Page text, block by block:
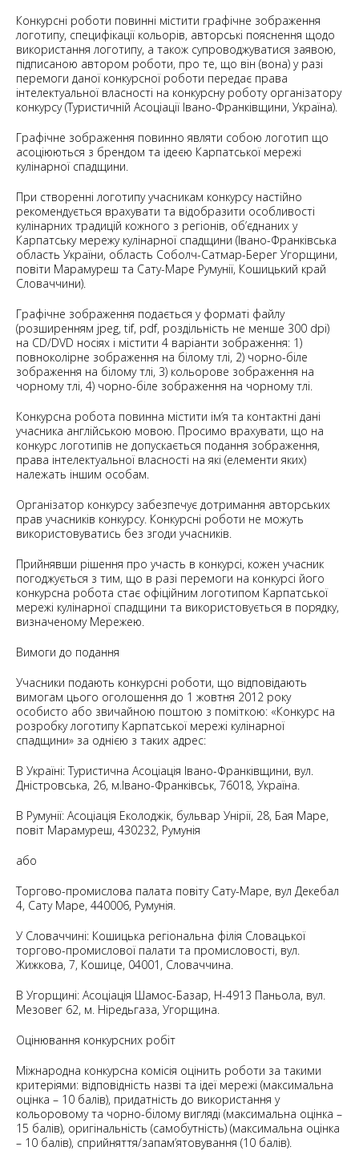
Конкурсні роботи повинні містити графічне зображення
логотипу, специфікації кольорів, авторські пояснення щодо
використання логотипу, а також супроводжуватися заявою,
підписаною автором роботи, про те, що він (вона) у разі
перемоги даної конкурсної роботи передає права
інтелектуальної власності на конкурсну роботу організатору
конкурсу (Туристичній Асоціації Івано-Франківщини, Україна).
Графічне зображення повинно являти собою логотип що
асоціюються з брендом та ідеєю Карпатської мережі
кулінарної спадщини.
При створенні логотипу учасникам конкурсу настійно
рекомендується врахувати та відобразити особливості
кулінарних традицій кожного з регіонів, об’єднаних у
Карпатську мережу кулінарної спадщини (Івано-Франківська
область України, область Соболч-Сатмар-Берег Угорщини,
повіти Марамуреш та Сату-Маре Румунії, Кошицький край
Словаччини).
Графічне зображення подається у форматі файлу
(розширенням jpeg, tif, pdf, роздільність не менше 300 dpi)
на CD/DVD носіях і містити 4 варіанти зображення: 1)
повноколірне зображення на білому тлі, 2) чорно-біле
зображення на білому тлі, 3) кольорове зображення на
чорному тлі, 4) чорно-біле зображення на чорному тлі.
Конкурсна робота повинна містити ім’я та контактні дані
учасника англійською мовою. Просимо врахувати, що на
конкурс логотипів не допускається подання зображення,
права інтелектуальної власності на які (елементи яких)
належать іншим особам.
Організатор конкурсу забезпечує дотримання авторських
прав учасників конкурсу. Конкурсні роботи не можуть
використовуватись без згоди учасників.
Прийнявши рішення про участь в конкурсі, кожен учасник
погоджується з тим, що в разі перемоги на конкурсі його
конкурсна робота стає офіційним логотипом Карпатської
мережі кулінарної спадщини та використовується в порядку,
визначеному Мережею.
Вимоги до подання
Учасники подають конкурсні роботи, що відповідають
вимогам цього оголошення до 1 жовтня 2012 року
особисто або звичайною поштою з поміткою: «Конкурс на
розробку логотипу Карпатської мережі кулінарної
спадщини» за однією з таких адрес:
В Україні: Туристична Асоціація Івано-Франківщини, вул.
Дністровська, 26, м.Івано-Франківськ, 76018, Україна.
В Румунії: Асоціація Еколоджік, бульвар Унірії, 28, Бая Маре,
повіт Марамуреш, 430232, Румунія
або
Торгово-промислова палата повіту Сату-Маре, вул Декебал
4, Сату Маре, 440006, Румунія.
У Словаччині: Кошицька регіональна філія Словацької
торгово-промислової палати та промисловості, вул.
Жижкова, 7, Кошице, 04001, Словаччина.
В Угорщині: Асоціація Шамос-Базар, H-4913 Паньола, вул.
Мезовег 62, м. Ніредьгаза, Угорщина.
Оцінювання конкурсних робіт
Міжнародна конкурсна комісія оцінить роботи за такими
критеріями: відповідність назві та ідеї мережі (максимальна
оцінка – 10 балів), придатність до використання у
кольоровому та чорно-білому вигляді (максимальна оцінка –
15 балів), оригінальність (самобутність) (максимальна оцінка
– 10 балів), сприйняття/запам’ятовування (10 балів).